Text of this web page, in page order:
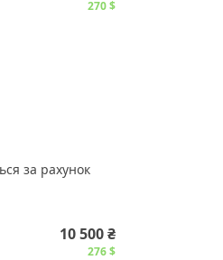
270 $
за рахунок
10 500 ₴
276 $